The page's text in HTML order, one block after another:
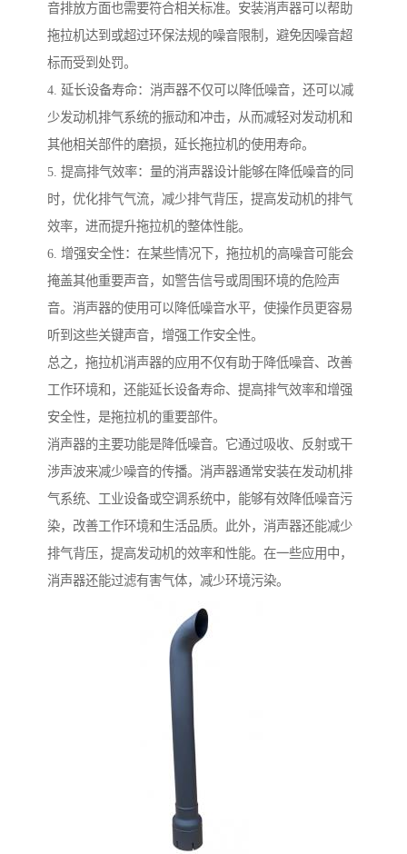
音排放方面也需要符合相关标准。安装消声器可以帮助
拖拉机达到或超过环保法规的噪音限制，避免因噪音超
标而受到处罚。
4. 延长设备寿命：消声器不仅可以降低噪音，还可以减
少发动机排气系统的振动和冲击，从而减轻对发动机和
其他相关部件的磨损，延长拖拉机的使用寿命。
5. 提高排气效率：量的消声器设计能够在降低噪音的同
时，优化排气气流，减少排气背压，提高发动机的排气
效率，进而提升拖拉机的整体性能。
6. 增强安全性：在某些情况下，拖拉机的高噪音可能会
掩盖其他重要声音，如警告信号或周围环境的危险声
音。消声器的使用可以降低噪音水平，使操作员更容易
听到这些关键声音，增强工作安全性。
总之，拖拉机消声器的应用不仅有助于降低噪音、改善
工作环境和，还能延长设备寿命、提高排气效率和增强
安全性，是拖拉机的重要部件。
消声器的主要功能是降低噪音。它通过吸收、反射或干
涉声波来减少噪音的传播。消声器通常安装在发动机排
气系统、工业设备或空调系统中，能够有效降低噪音污
染，改善工作环境和生活品质。此外，消声器还能减少
排气背压，提高发动机的效率和性能。在一些应用中，
消声器还能过滤有害气体，减少环境污染。